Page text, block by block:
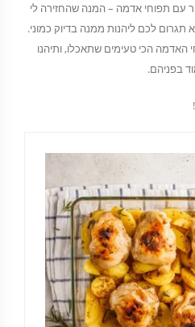
עם תפוחי אדמה – המנה שהחזירה לי
לכם ליהנות ממנה בדיוק כמוני.
האדמה הכי טעימים שתאכלו, ותיהנו
בפניהם.